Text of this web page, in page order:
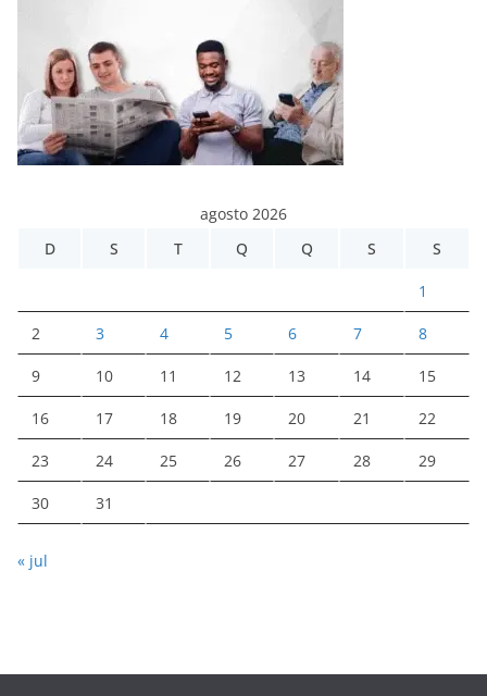
agosto 2026
D
S T Q Q S S
1
2 3 4 5 6 7 8
9 10 11 12 13 14 15
16 17 18 19 20 21 22
23 24 25 26 27 28 29
30 31
« jul